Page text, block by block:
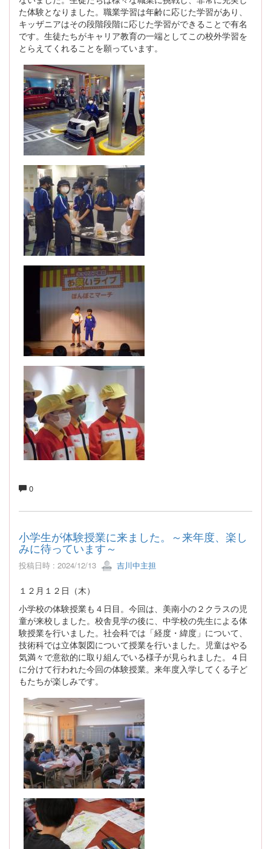
た体験となりました。職業学習は年齢に応じた学習があり、
キッザニアはその段階段階に応じた学習ができることで有名
です。生徒たちがキャリア教育の一端としてこの校外学習を
とらえてくれることを願っています。
0
小学生が体験授業に来ました。～来年度、楽し
みに待っています～
投稿日時 : 2024/12/13 吉川中主担
１２月１２日（木）
小学校の体験授業も４日目。今回は、美南小の２クラスの児
童が来校しました。校舎見学の後に、中学校の先生による体
験授業を行いました。社会科では「経度・緯度」について、
技術科では立体製図について授業を行いました。児童はやる
気満々で意欲的に取り組んでいる様子が見られました。４日
に分けて行われた今回の体験授業。来年度入学してくる子ど
もたちが楽しみです。